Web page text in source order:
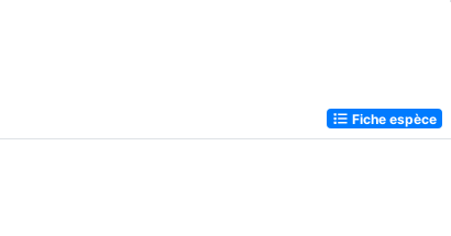
Fiche espèce